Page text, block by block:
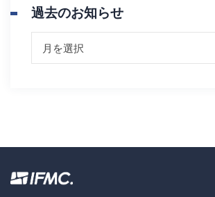
過去のお知らせ
せ
月を選択